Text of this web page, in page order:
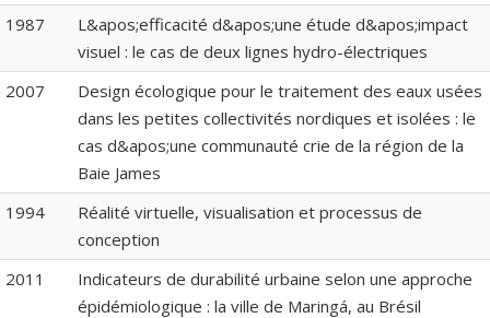
1987
L&apos;efficacité d&apos;une étude d&apos;impact
visuel : le cas de deux lignes hydro-électriques
2007
Design écologique pour le traitement des eaux usées
dans les petites collectivités nordiques et isolées : le
cas d&apos;une communauté crie de la région de la
Baie James
1994
Réalité virtuelle, visualisation et processus de
conception
2011
Indicateurs de durabilité urbaine selon une approche
épidémiologique : la ville de Maringá, au Brésil